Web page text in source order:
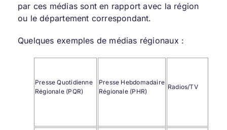
par ces médias sont en rapport avec la région
ou le département correspondant.
Quelques exemples de médias régionaux :
Presse Quotidienne
Régionale (PQR)
Presse Hebdomadaire
Régionale (PHR)
Radios/TV